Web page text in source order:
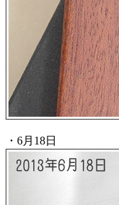
・6月18日